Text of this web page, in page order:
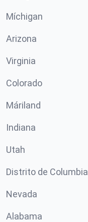
Míchigan
Arizona
Virginia
Colorado
Máriland
Indiana
Utah
Distrito de Columbia
Nevada
Alabama